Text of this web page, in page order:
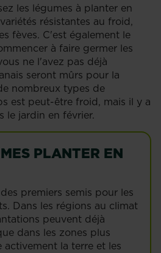
les légumes à planter en
résistantes au froid,
fèves. C'est également le
à faire germer les
ne l'avez pas déjà
seront mûrs pour la
nombreux types de
est peut-être froid, mais il y a
le jardin en février.
PLANTER EN
premiers semis pour les
Dans les régions au climat
peuvent déjà
dans les zones plus
la terre et les